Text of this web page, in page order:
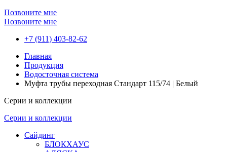
Позвоните мне
Позвоните мне
+7 (911) 403-82-62
Главная
Продукция
Водосточная система
Муфта трубы переходная Стандарт 115/74 | Белый
Серии и коллекции
Серии и коллекции
Сайдинг
БЛОКХАУС